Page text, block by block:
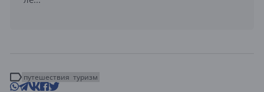
путешествия туризм